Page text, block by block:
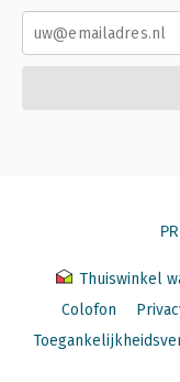
Thuiswinkel
Colofon